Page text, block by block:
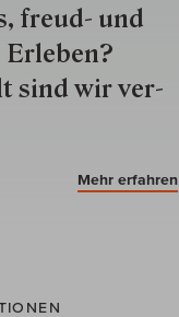
freud- und
sind wir ver­
Mehr erfahren